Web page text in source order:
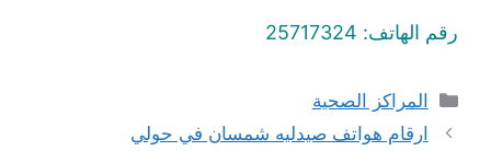
رقم الهاتف: 25717324
التصنيفات
المراكز الصحية
ارقام هواتف صيدليه شمسان في حولي